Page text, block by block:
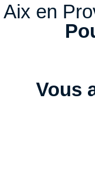
Aix en
Vous